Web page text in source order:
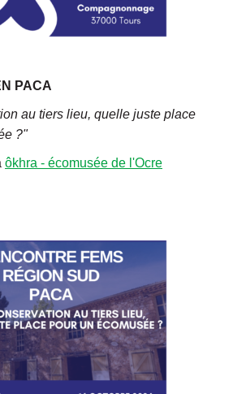
PACA
au tiers lieu, quelle juste place
?"
ôkhra - écomusée de l'Ocre